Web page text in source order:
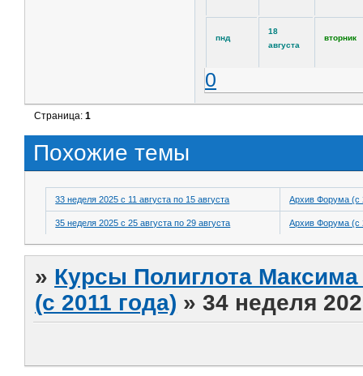
пнд
18
августа
вторник
0
Страница:1
Похожие темы
33 неделя 2025 с 11 августа по 15 августа Архив Форума (с
35 неделя 2025 с 25 августа по 29 августа Архив Форума (с
» Курсы Полиглота
(с 2011 года) »34 неделя